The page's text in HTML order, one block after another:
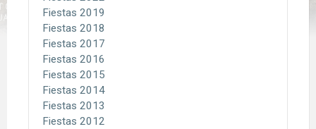
Fiestas 2019
Fiestas 2018
Fiestas 2017
Fiestas 2016
Fiestas 2015
Fiestas 2014
Fiestas 2013
Fiestas 2012